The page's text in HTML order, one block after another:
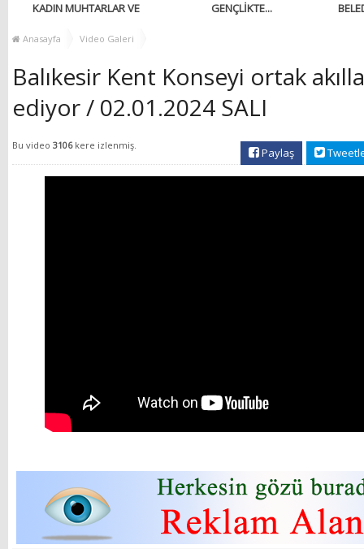
KADIN MUHTARLAR VE
BULUŞTU
GENÇLİKTE...
Anasayfa Video Galeri
Balıkesir Kent Konseyi ortak
ediyor / 02.01.2024 SALI
Bu video 3106kere izlenmiş.
Paylaş